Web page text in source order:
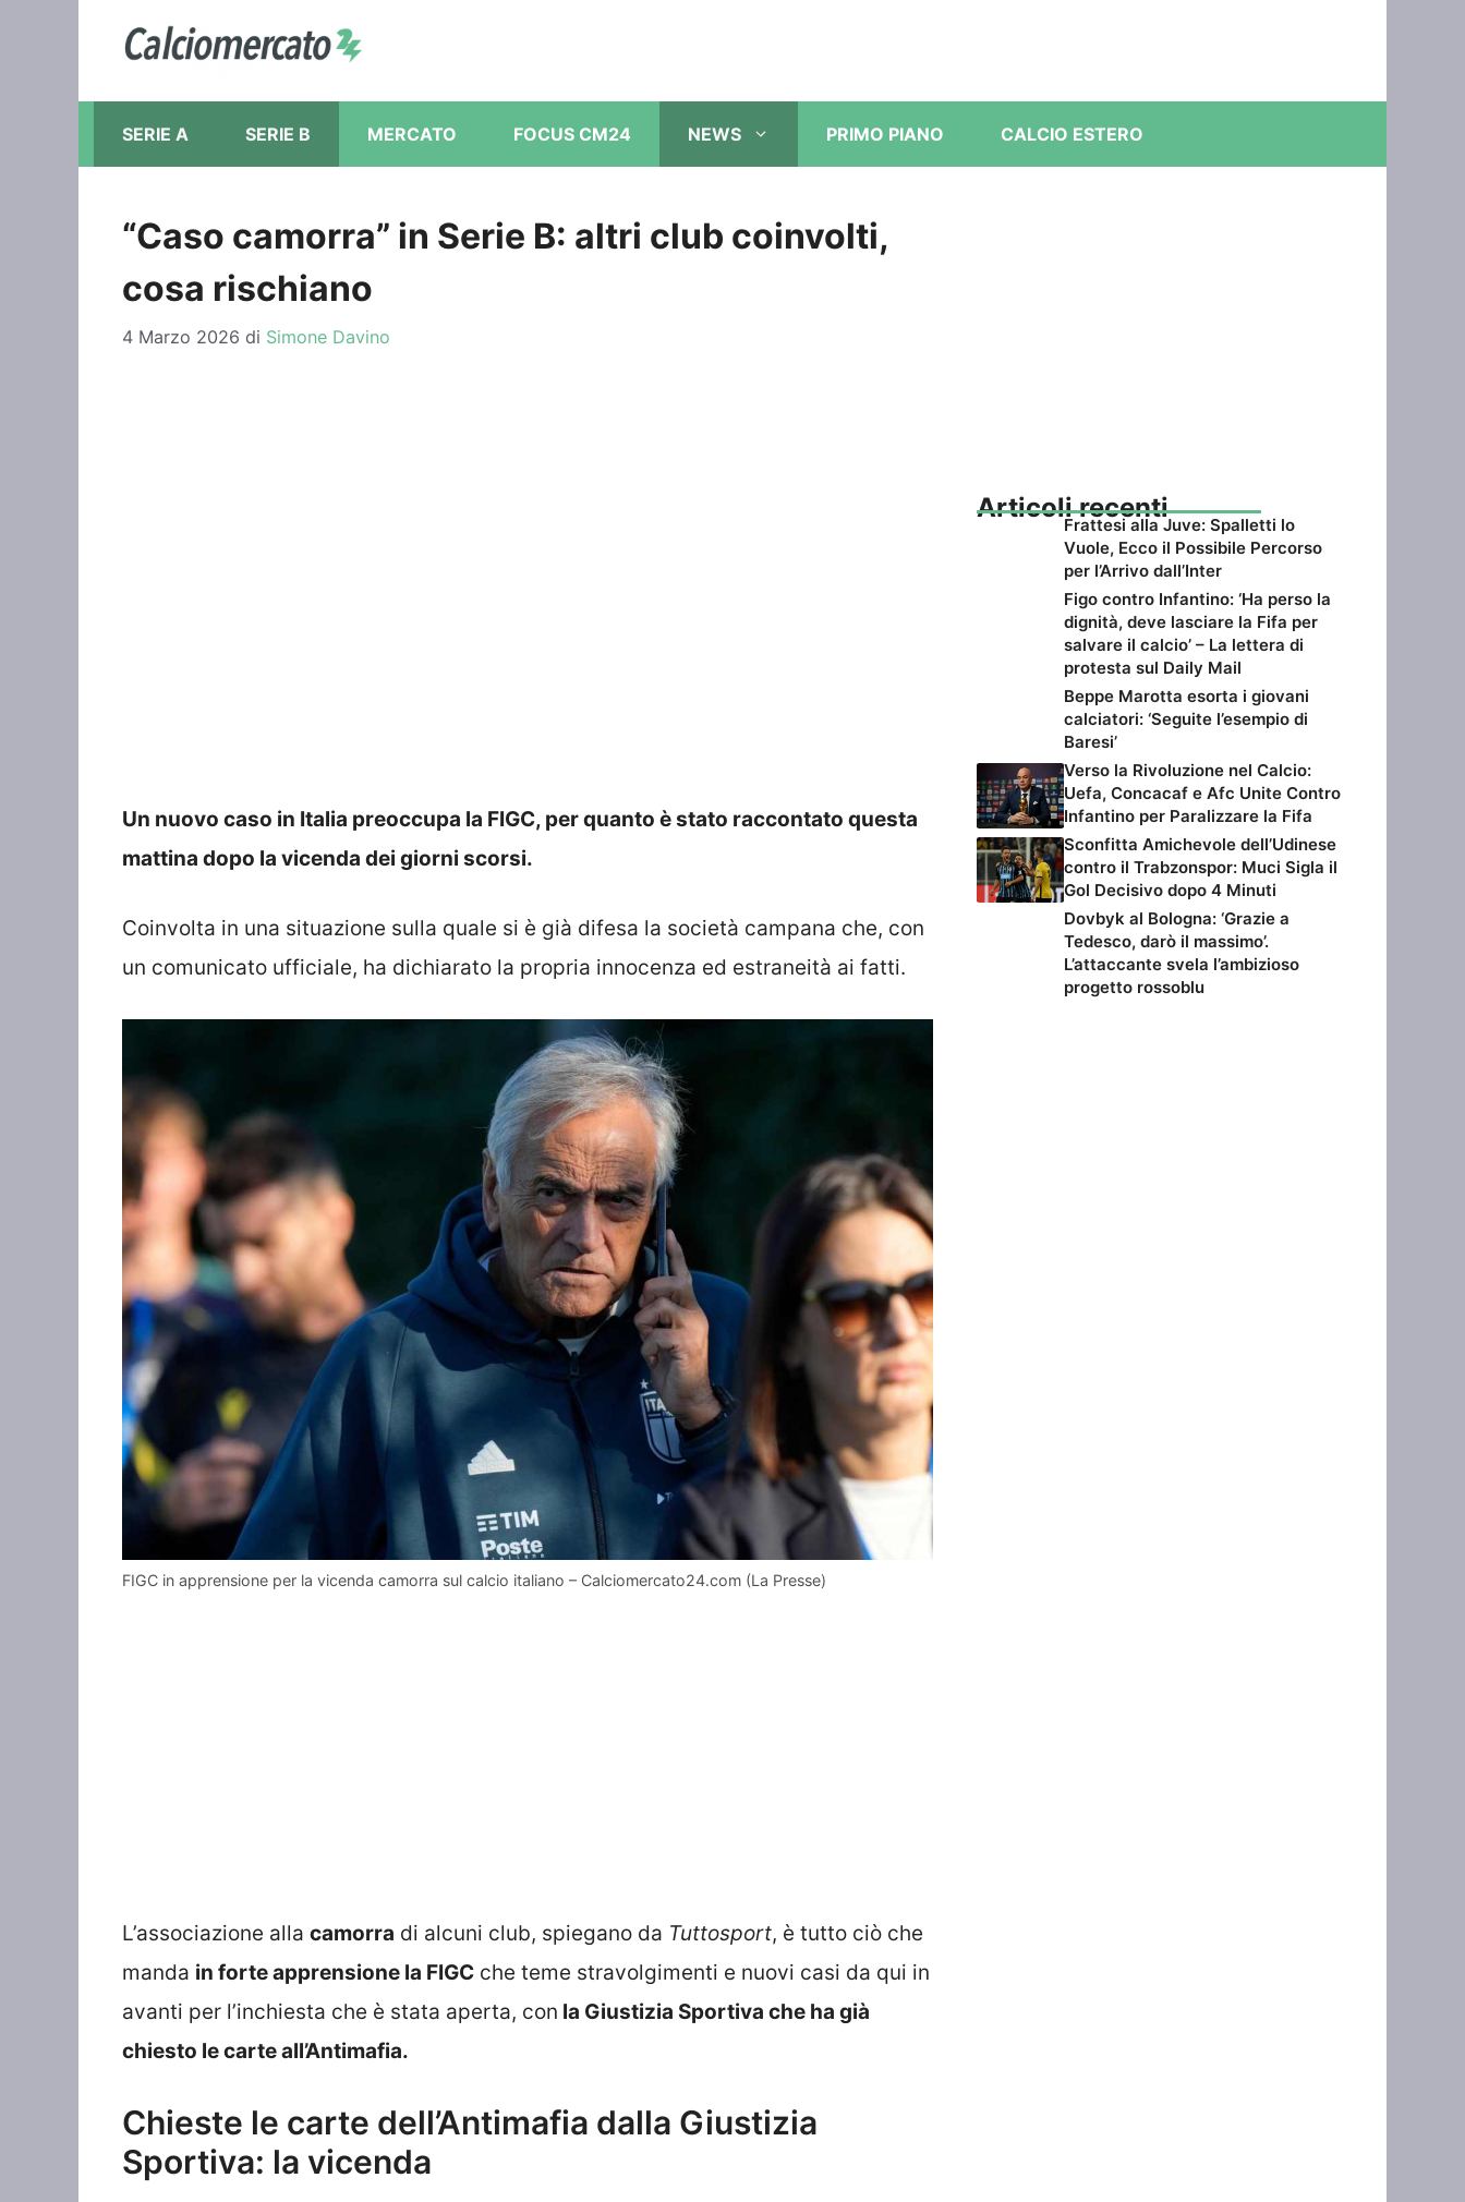
contenuto
SERIE A SERIE B MERCATO FOCUS CM24 NEWS PRIMO PIANO CALCIO ESTERO
“Caso camorra” in Serie B: altri club coinvolti,
cosa rischiano
4 Marzo 2026 di Simone Davino
Un nuovo caso in Italia preoccupa la FIGC, per quanto è stato raccontato questa
mattina dopo la vicenda dei giorni scorsi.
Coinvolta in una situazione sulla quale si è già difesa la società campana che, con
un comunicato ufficiale, ha dichiarato la propria innocenza ed estraneità ai fatti.
FIGC in apprensione per la vicenda camorra sul calcio italiano – Calciomercato24.com (La Presse)
L’associazione alla camorra di alcuni club, spiegano da Tuttosport, è tutto ciò che
manda in forte apprensione la FIGC che teme stravolgimenti e nuovi casi da qui in
avanti per l’inchiesta che è stata aperta, con la Giustizia Sportiva che ha già
chiesto le carte all’Antimafia.
Chieste le carte dell’Antimafia dalla Giustizia
Sportiva: la vicenda
Articoli recenti
Frattesi alla Juve: Spalletti lo
Vuole, Ecco il Possibile Percorso
per l’Arrivo dall’Inter
Figo contro Infantino: ‘Ha perso la
dignità, deve lasciare la Fifa per
salvare il calcio’ – La lettera di
protesta sul Daily Mail
Beppe Marotta esorta i giovani
calciatori: ‘Seguite l’esempio di
Baresi’
Verso la Rivoluzione nel Calcio:
Uefa, Concacaf e Afc Unite Contro
Infantino per Paralizzare la Fifa
Sconfitta Amichevole dell’Udinese
contro il Trabzonspor: Muci Sigla il
Gol Decisivo dopo 4 Minuti
Dovbyk al Bologna: ‘Grazie a
Tedesco, darò il massimo’.
L’attaccante svela l’ambizioso
progetto rossoblu